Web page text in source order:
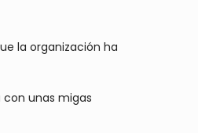
la organización ha
unas migas